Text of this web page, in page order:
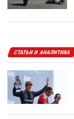
СТАТЬИ И АНАЛИТИКА